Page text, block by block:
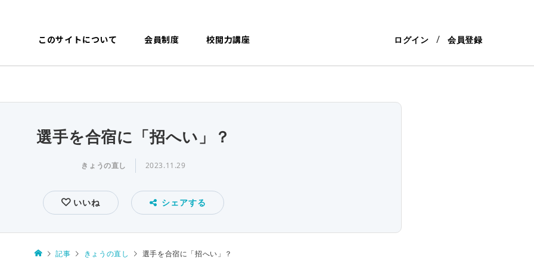
このサイトについて 会員制度 校閲力講座 ログイン 会員登録
選手を合宿に「招へい」？
きょうの直し 2023.11.29
いいね シェアする
記事 きょうの直し 選手を合宿に「招へい」？